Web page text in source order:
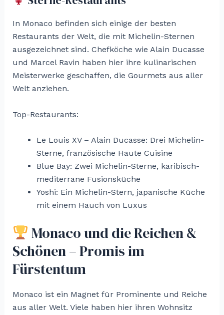
In Monaco befinden sich einige der besten
Restaurants der Welt, die mit Michelin-Sternen
ausgezeichnet sind. Chefköche wie Alain Ducasse
und Marcel Ravin haben hier ihre kulinarischen
Meisterwerke geschaffen, die Gourmets aus aller
Welt anziehen.
Top-Restaurants:
Le Louis XV – Alain Ducasse: Drei Michelin-
Sterne, französische Haute Cuisine
Blue Bay: Zwei Michelin-Sterne, karibisch-
mediterrane Fusionsküche
Yoshi: Ein Michelin-Stern, japanische Küche
mit einem Hauch von Luxus
Monaco und die Reichen &
Schönen – Promis im
Fürstentum
Monaco ist ein Magnet für Prominente und Reiche
aus aller Welt. Viele haben hier ihren Wohnsitz